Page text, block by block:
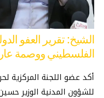
الشيخ: تقرير العفو
الفلسطيني ووصمة
أكد عضو اللجنة المركزية
للشؤون المدنية الوزير